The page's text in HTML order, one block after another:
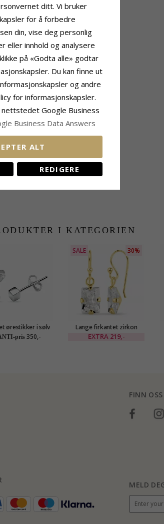
Stein
Farge:Hvit
Stein:Zirkon
I KATEGORIEN
ørestikker i sølv
pris 350,-
SALE 30%
Lange firkantet zirkon
øredobber i forgylt sølv
EXTRA 219,-
FINN
MELD
ditt. Vi bruker
for å forbedre
din, vise deg personlig
eller innhold og analysere
på «Godta alle» godtar
Du kan finne ut
og andre
for informasjonskapsler.
Google Business
Business Data Answers
ALT
REDIGERE